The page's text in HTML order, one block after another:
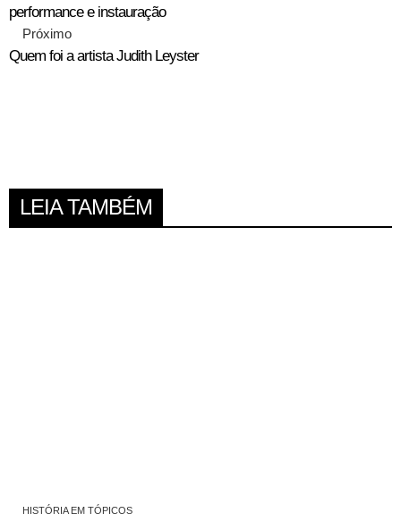
performance e instauração
Próximo
Quem foi a artista Judith Leyster
LEIA TAMBÉM
HISTÓRIA EM TÓPICOS